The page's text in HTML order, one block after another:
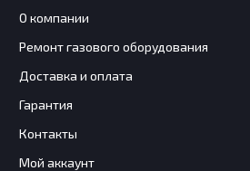
О компании
Ремонт газового оборудования
Доставка и оплата
Гарантия
Контакты
Мой аккаунт